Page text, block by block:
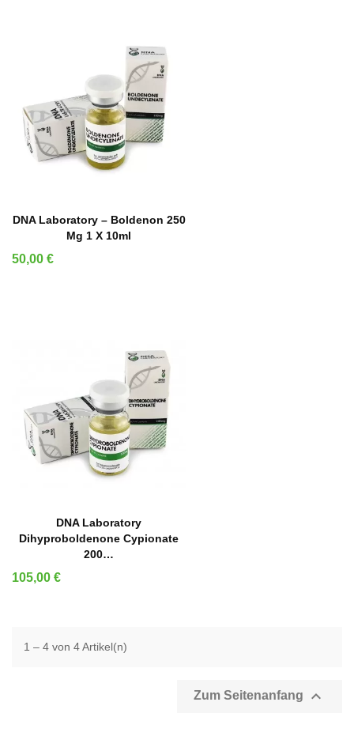
IN DEN WARENKORB
DNA Laboratory – Boldenon 250
Mg 1 X 10ml
Preis
50,00 €
IN DEN WARENKORB
DNA Laboratory
Dihyproboldenone Cypionate
200…
Preis
105,00 €
1 – 4 von 4 Artikel(n)
Zum Seitenanfang 